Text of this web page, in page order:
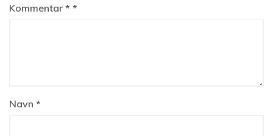
Kommentar *
Navn *